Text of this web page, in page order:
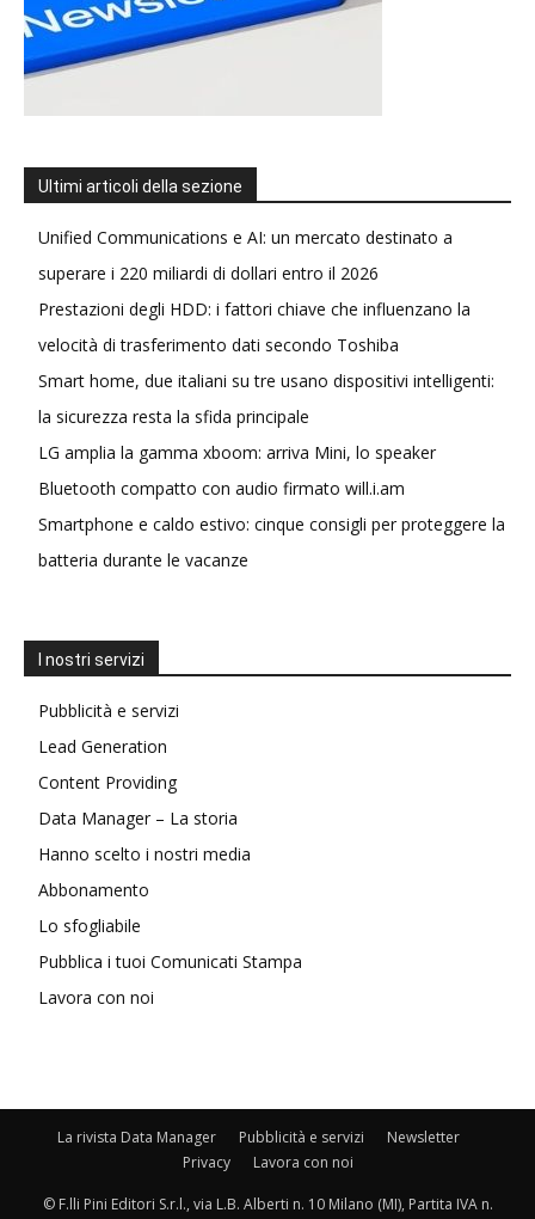
Ultimi articoli della sezione
Unified Communications e AI: un mercato destinato a
superare i 220 miliardi di dollari entro il 2026
Prestazioni degli HDD: i fattori chiave che influenzano la
velocità di trasferimento dati secondo Toshiba
Smart home, due italiani su tre usano dispositivi intelligenti:
la sicurezza resta la sfida principale
LG amplia la gamma xboom: arriva Mini, lo speaker
Bluetooth compatto con audio firmato will.i.am
Smartphone e caldo estivo: cinque consigli per proteggere la
batteria durante le vacanze
I nostri servizi
Pubblicità e servizi
Lead Generation
Content Providing
Data Manager – La storia
Hanno scelto i nostri media
Abbonamento
Lo sfogliabile
Pubblica i tuoi Comunicati Stampa
Lavora con noi
La rivista Data Manager Pubblicità e servizi
Newsletter
Privacy
Lavora con noi
© F.lli Pini Editori S.r.l., via L.B. Alberti n. 10 Milano (MI), Partita IVA n.